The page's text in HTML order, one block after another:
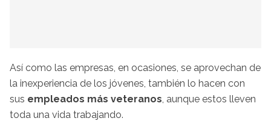
Así como las empresas, en ocasiones, se aprovechan de
la inexperiencia de los jóvenes, también lo hacen con
sus empleados más veteranos, aunque estos lleven
toda una vida trabajando.